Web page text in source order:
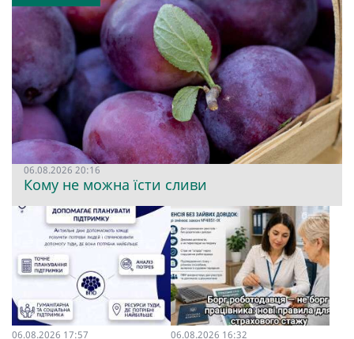
06.08.2026 20:16
Кому не можна їсти сливи
06.08.2026 17:57 06.08.2026 16:32